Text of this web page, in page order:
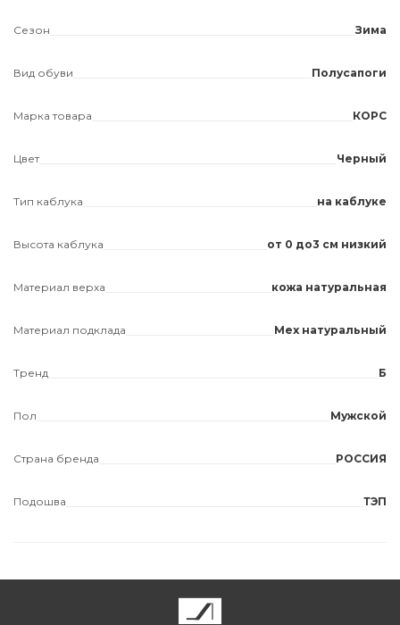
Сезон Зима
Вид обуви Полусапоги
Марка товара КОРС
Цвет Черный
Тип каблука на каблуке
Высота каблука от 0 до3 см низкий
Материал верха кожа натуральная
Материал подклада Мех натуральный
Тренд Б
Пол Мужской
Страна бренда РОССИЯ
Подошва ТЭП